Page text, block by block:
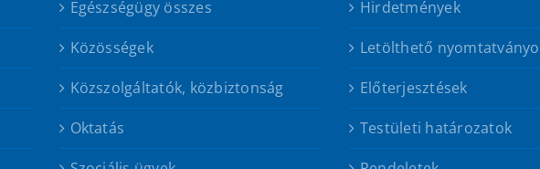
Egészségügy összes
Közösségek
Közszolgáltatók, közbiztonság
Oktatás
Hirdetmények
Letölthető
Előterjesztések
Testületi határozatok